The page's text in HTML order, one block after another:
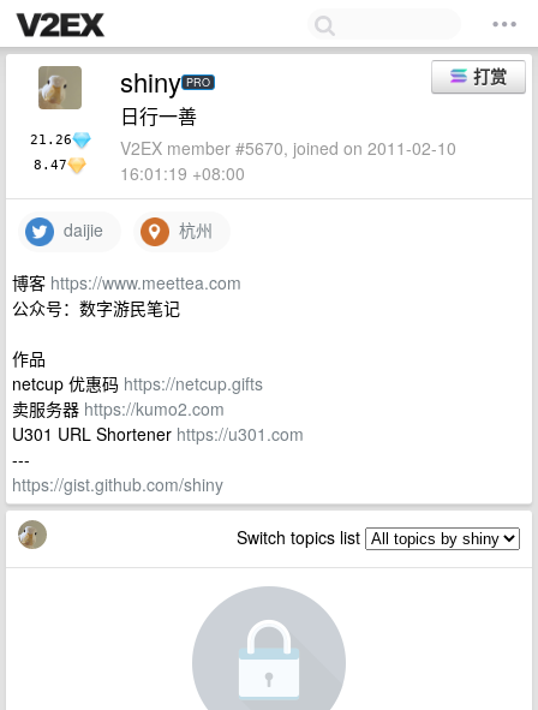
21.26
8.47
打赏
shiny PRO
日行一善
V2EX member #5670, joined on 2011-02-10
16:01:19 +08:00
daijie 杭州
博客 https://www.meettea.com
公众号：数字游民笔记
作品
netcup 优惠码 https://netcup.gifts
卖服务器 https://kumo2.com
U301 URL Shortener https://u301.com
---
https://gist.github.com/shiny
Switch topics list